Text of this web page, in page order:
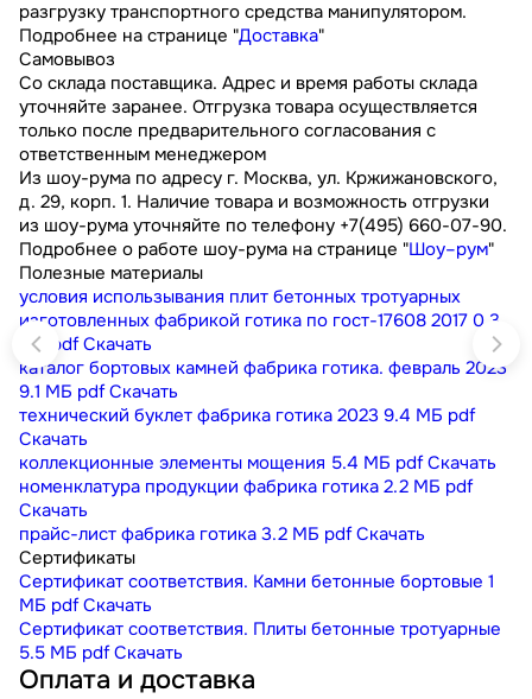
разгрузку транспортного средства манипулятором.
Подробнее на странице "Доставка"
Самовывоз
Со склада поставщика. Адрес и время работы склада
уточняйте заранее. Отгрузка товара осуществляется
только после предварительного согласования с
ответственным менеджером
Из шоу-рума по адресу г. Москва, ул. Кржижановского,
д. 29, корп. 1. Наличие товара и возможность отгрузки
из шоу-рума уточняйте по телефону +7(495) 660-07-90.
Подробнее о работе шоу-рума на странице "Шоу–рум"
Полезные материалы
условия использывания плит бетонных тротуарных
изготовленных фабрикой готика по гост-17608 2017 0.3
МБ
pdf Скачать
каталог бортовых камней фабрика готика. февраль 2023
9.1 МБ pdf Скачать
технический буклет фабрика готика 2023 9.4 МБ pdf
Скачать
коллекционные элементы мощения 5.4 МБ pdf Скачать
номенклатура продукции фабрика готика 2.2 МБ pdf
Скачать
прайс-лист фабрика готика 3.2 МБ pdf Скачать
Сертификаты
Сертификат соответствия. Камни бетонные бортовые 1
МБ pdf Скачать
Сертификат соответствия. Плиты бетонные тротуарные
5.5 МБ pdf Скачать
Оплата и доставка